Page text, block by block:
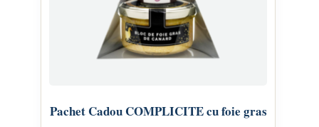
Pachet Cadou COMPLICITE cu foie gras